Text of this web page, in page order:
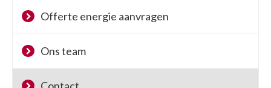
Offerte energie aanvragen
Ons team